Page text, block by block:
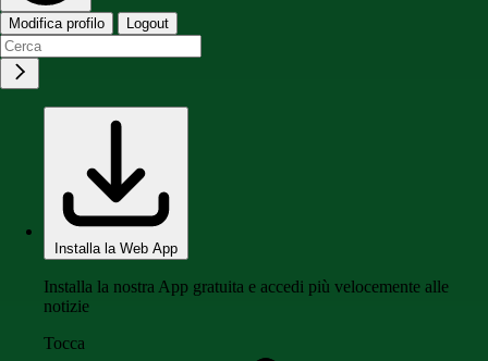
Modifica profilo Logout
Installa la Web App
Installa la nostra App gratuita e accedi più velocemente alle
notizie
Tocca